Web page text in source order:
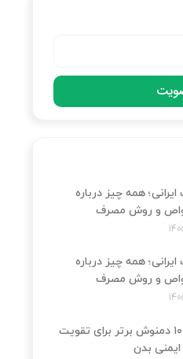
همه چیز درباره
خواص و روش مصرف
همه چیز درباره
خواص و روش مصرف
مقایسه ۱۰ دمنوش برتر برای تقویت
بدن